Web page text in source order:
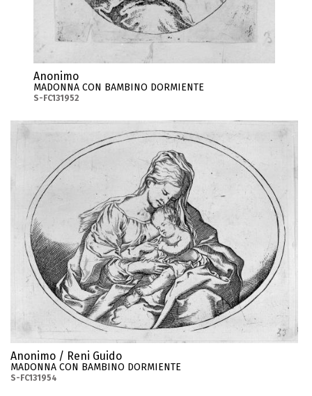
Anonimo
MADONNA CON BAMBINO DORMIENTE
S-FC131952
Anonimo / Reni Guido
MADONNA CON BAMBINO DORMIENTE
S-FC131954